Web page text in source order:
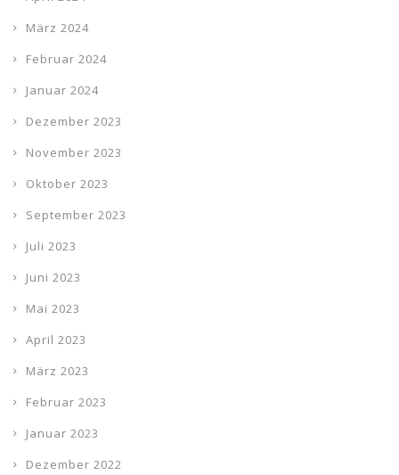
März 2024
Februar 2024
Januar 2024
Dezember 2023
November 2023
Oktober 2023
September 2023
Juli 2023
Juni 2023
Mai 2023
April 2023
März 2023
Februar 2023
Januar 2023
Dezember 2022